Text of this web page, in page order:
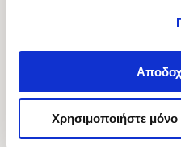
Χρησιμοποιήστε
Ασκληπιού 1-
Δευτέρα -
Εξυπηρέτηση Πελατών